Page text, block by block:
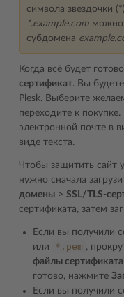
символа звездочки
*.example.com можно
субдомена
Когда всё будет
сертификат. Вы
Plesk. Выберите
переходите к
электронной почте в
виде текста.
Чтобы защитить сайт
нужно сначала
домены > SSL/TLS-
сертификата, затем
Если вы получили
или *.pem ,
файлы сертификата
готово, нажмите
Если вы получили